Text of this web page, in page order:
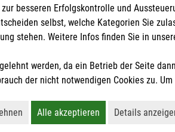
Liga-Bank Eichstätt
DE58 7509 0300 0007
besseren Erfolgskontrolle und
selbst, welche Kategorien Sie
stehen. Weitere Infos finden Sie in
werden, da ein Betrieb der Seite
der nicht notwendigen Cookies zu.
Lehnt alle nicht-essentiellen Cookies ab
Alle akzeptieren
Akzeptiert alle Cookies
Details